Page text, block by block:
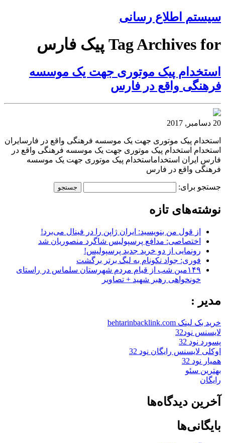
سیستم اطلاع رسانی
Tag Archives for پیک فارس
استخدام پیک موتوری جهت یک موسسه
فرهنگی واقع در فارس
20 دسامبر, 2017
استخدام پیک موتوری جهت یک موسسه فرهنگی واقع در فارسایران
استخدام استخدام پیک موتوری جهت یک موسسه فرهنگی واقع در
فارس ایران استخداماستخدام پیک موتوری جهت یک موسسه
فرهنگی واقع در فارس
جستجو برای:
نوشته‌های تازه
از قول من بنویسید: ایران ژاپن را در فینال می‌برد!
اختصاصی: مدافع پرسپولیس شاگرد منصوریان شد
رونمایی از دو خرید جدید پرسپولیس!
فوری: جواد نکونام به لیگ برتر برگشت
۱۴۹مین شب از قیام مردم شهرستان سلماس در راستای
خونخواهی رهبر شهید + تصاویر
مدیر :
خرید بک لینک behtarinbacklink.com
لایسنس نود32
پسورد نود 32
اوکلی لایسنس رایگان نود 32
همیار نود 32
بهترین سئو
رایگان
آخرین دیدگاه‌ها
بایگانی‌ها